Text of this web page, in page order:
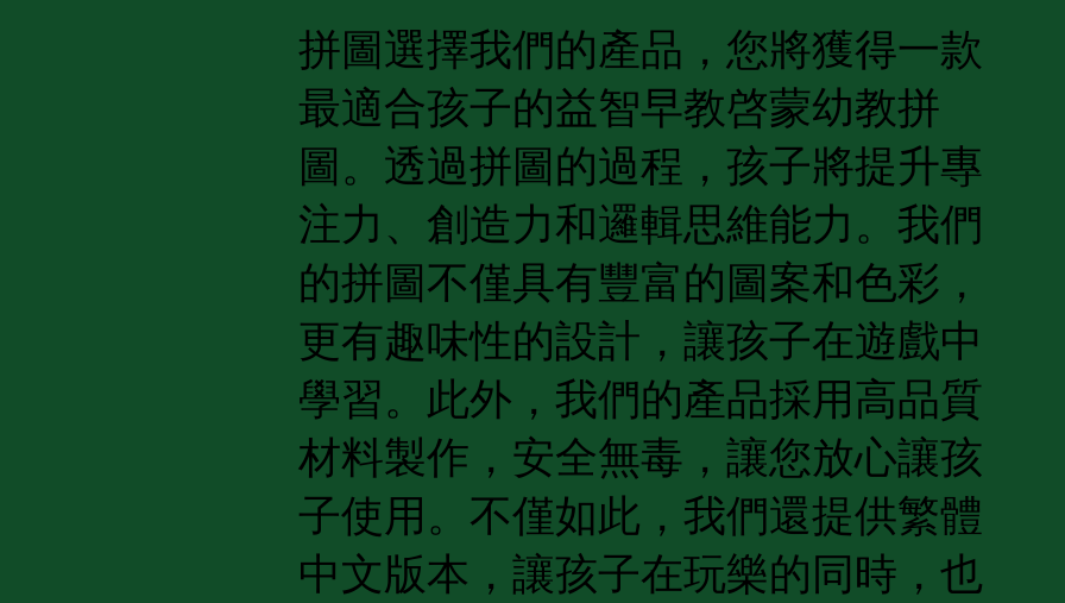
拼圖選擇我們的產品，您將獲得一款
最適合孩子的益智早教啓蒙幼教拼
圖。透過拼圖的過程，孩子將提升專
注力、創造力和邏輯思維能力。我們
的拼圖不僅具有豐富的圖案和色彩，
更有趣味性的設計，讓孩子在遊戲中
學習。此外，我們的產品採用高品質
材料製作，安全無毒，讓您放心讓孩
子使用。不僅如此，我們還提供繁體
中文版本，讓孩子在玩樂的同時，也